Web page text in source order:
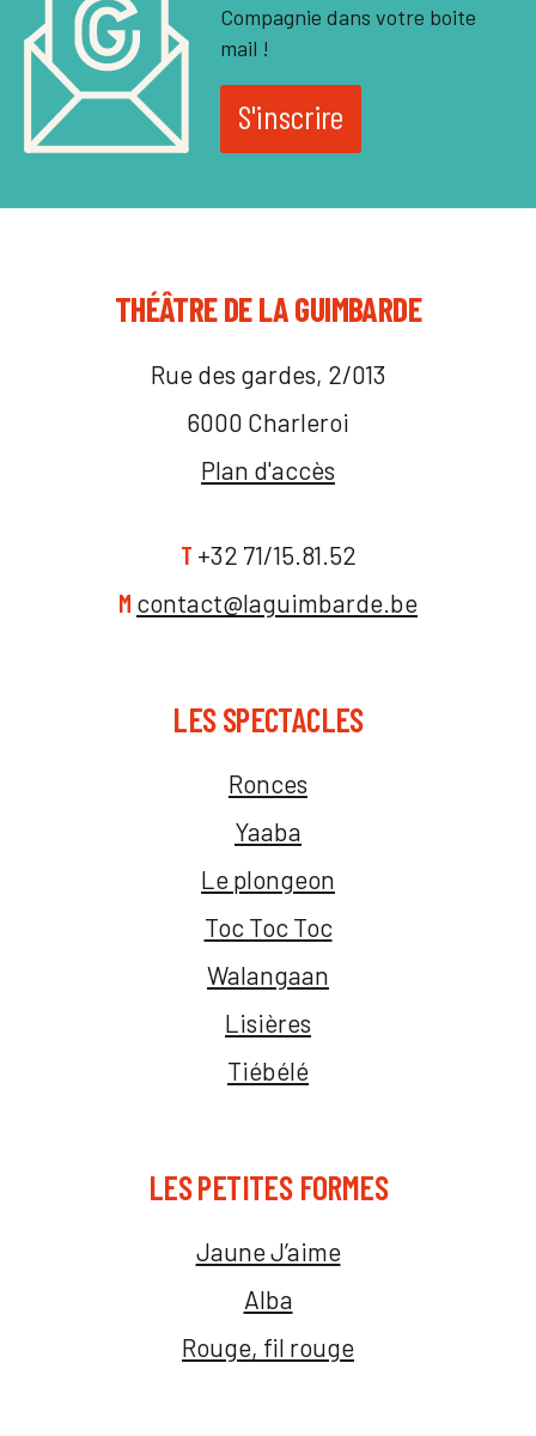
Compagnie dans votre boite
mail !
S'inscrire
THÉÂTRE DE LA GUIMBARDE
Rue des gardes, 2/013
6000 Charleroi
Plan d'accès
T +32 71/15.81.52
M contact@laguimbarde.be
LES SPECTACLES
Ronces
Yaaba
Le plongeon
Toc Toc Toc
Walangaan
Lisières
Tiébélé
LES PETITES FORMES
Jaune J’aime
Alba
Rouge, fil rouge